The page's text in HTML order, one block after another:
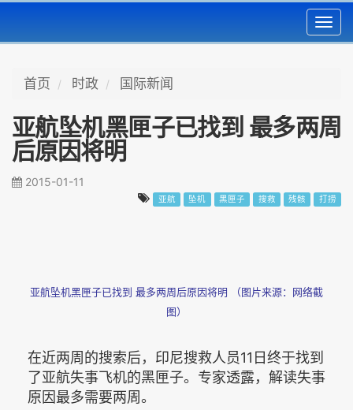
首页 时政 国际新闻
亚航坠机黑匣子已找到 最多两周
后原因将明
2015-01-11
亚航 坠机 黑匣子 搜救 残骸 打捞
亚航坠机黑匣子已找到 最多两周后原因将明 （图片来源：网络截
图）
在近两周的搜索后，印尼搜救人员11日终于找到
了亚航失事飞机的黑匣子。专家透露，解读失事
原因最多需要两周。